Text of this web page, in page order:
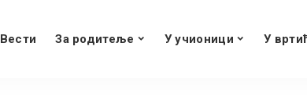
Вести За родитеље У учионици У